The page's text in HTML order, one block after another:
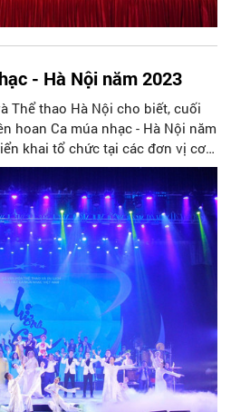
- Hà Nội năm 2023
Thể thao Hà Nội cho biết, cuối
hoan Ca múa nhạc - Hà Nội năm
khai tổ chức tại các đơn vị cơ
thị xã căn cứ vào tình hình thực
sở để tuyển chọn các tiết mục
Liên hoan cấp Thành phố.